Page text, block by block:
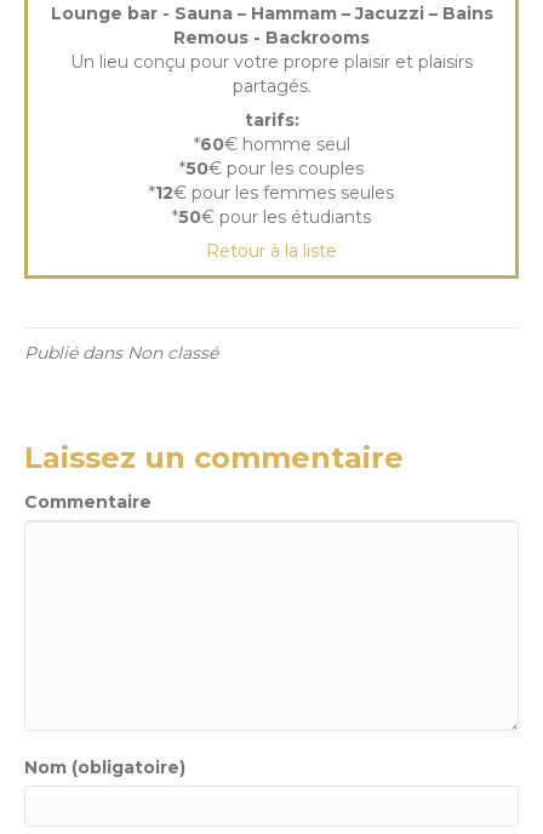
Lounge bar - Sauna – Hammam – Jacuzzi – Bains
Remous - Backrooms
Un lieu conçu pour votre propre plaisir et plaisirs
partagés.
tarifs:
*60€ homme seul
*50€ pour les couples
*12€ pour les femmes seules
*50€ pour les étudiants
Retour à la liste
Publié dans Non classé
Laissez un commentaire
Commentaire
Nom (obligatoire)